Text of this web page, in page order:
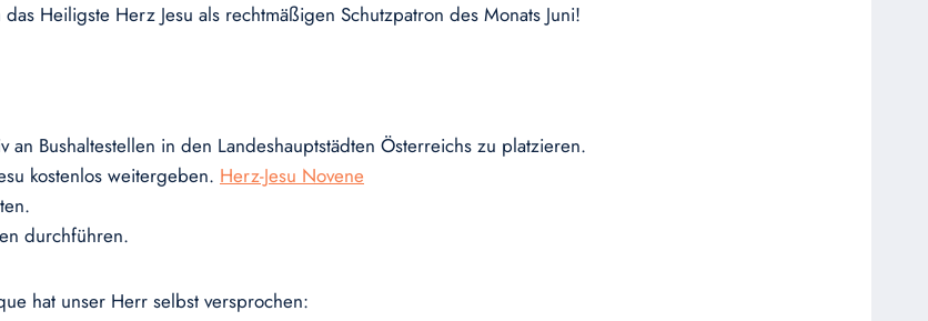
Heiligste Herz Jesu als rechtmäßigen Schutzpatron des Monats Juni!
an Bushaltestellen in den Landeshauptstädten Österreichs zu platzieren.
kostenlos weitergeben. Herz-Jesu Novene
durchführen.
hat unser Herr selbst versprochen: